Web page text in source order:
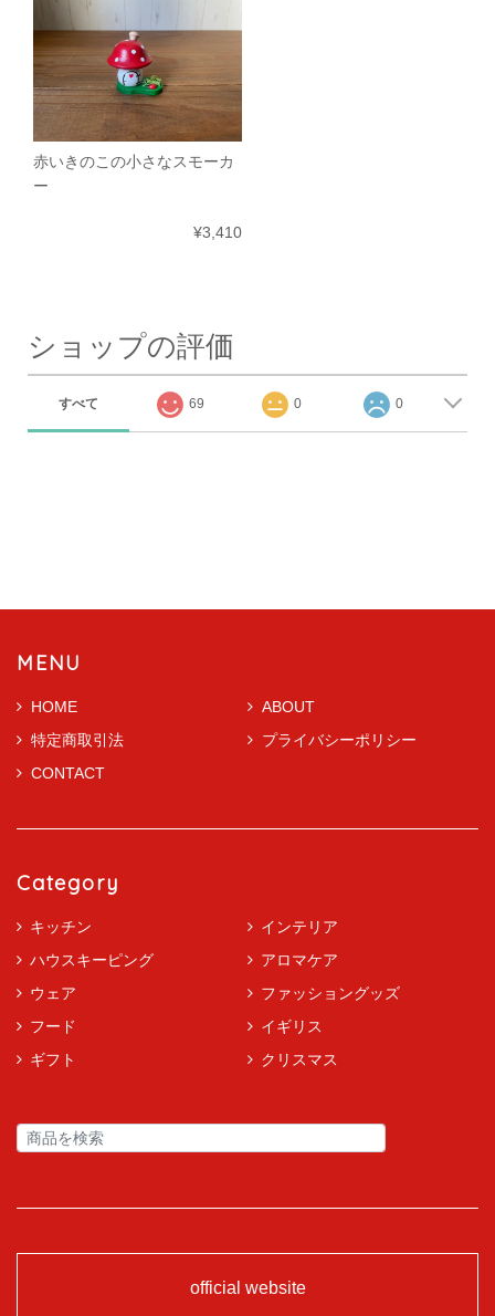
赤いきのこの小さなスモーカ
ー
¥3,410
ショップの評価
すべて 69 0 0
MENU
HOME
ABOUT
特定商取引法
プライバシーポリシー
CONTACT
Category
キッチン
インテリア
ハウスキーピング
アロマケア
ウェア
ファッショングッズ
フード
イギリス
ギフト
クリスマス
official website